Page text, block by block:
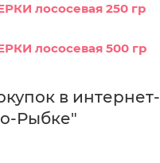
лососевая 250 гр
лососевая 500 гр
в интернет-
Рыбке"